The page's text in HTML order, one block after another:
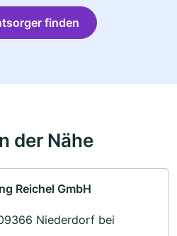
finden
der Nähe
Reichel GmbH
Niederdorf bei